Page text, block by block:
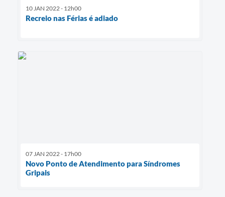
10 JAN 2022 - 12h00
Recreio nas Férias é adiado
07 JAN 2022 - 17h00
Novo Ponto de Atendimento para Síndromes
Gripais